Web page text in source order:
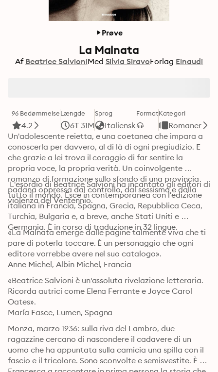
Prøve
La Malnata
Af Beatrice SalvioniMed Silvia SiravoForlag Einaudi
96 Bedømmelse
4.2
Længde
6T 31M
Sprog
Italiensk
FormatKategori
Romaner
Un'adolescente reietta, e una coetanea che impara a
conoscerla per davvero, al di là di ogni pregiudizio. E
che grazie a lei trova il coraggio di far sentire la
propria voce, la propria verità. Un coinvolgente
romanzo di formazione sullo sfondo di una provincia
padana oppressa dal controllo, dal sessismo e dalla
violenza del Ventennio.
L'esordio di Beatrice Salvioni ha incantato gli editori di
tutto il mondo. Esce in contemporanea con l'edizione
italiana in Francia, Spagna, Grecia, Repubblica Ceca,
Turchia, Bulgaria e, a breve, anche Stati Uniti e
Germania. È in corso di traduzione in 32 lingue.
«La Malnata emerge dalle pagine talmente viva che ti
pare di poterla toccare. È un personaggio che ogni
editore vorrebbe avere nel suo catalogo».
Anne Michel, Albin Michel, Francia
«Beatrice Salvioni è un'assoluta rivelazione letteraria.
Ricorda autrici come Elena Ferrante e Joyce Carol
Oates».
María Fasce, Lumen, Spagna
Monza, marzo 1936: sulla riva del Lambro, due
ragazzine cercano di nascondere il cadavere di un
uomo che ha appuntata sulla camicia una spilla con il
fascio e il tricolore. Sono sconvolte e semisvestite. È